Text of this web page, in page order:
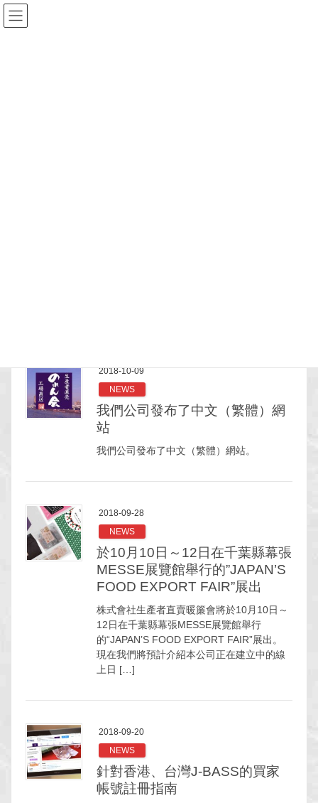
2018-10-09
NEWS
我們公司發布了中文（繁體）網
站
我們公司發布了中文（繁體）網站。
2018-09-28
NEWS
於10月10日～12日在千葉縣幕張
MESSE展覽館舉行的”JAPAN’S
FOOD EXPORT FAIR”展出
株式會社生產者直賣暖簾會將於10月10日～
12日在千葉縣幕張MESSE展覽館舉行
的“JAPAN’S FOOD EXPORT FAIR”展出。
現在我們將預計介紹本公司正在建立中的線
上日 […]
2018-09-20
NEWS
針對香港、台灣J-BASS的買家
帳號註冊指南